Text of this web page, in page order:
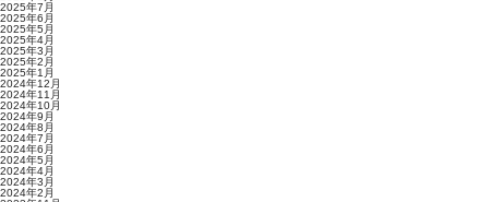
2025年7月
2025年6月
2025年5月
2025年4月
2025年3月
2025年2月
2025年1月
2024年12月
2024年11月
2024年10月
2024年9月
2024年8月
2024年7月
2024年6月
2024年5月
2024年4月
2024年3月
2024年2月